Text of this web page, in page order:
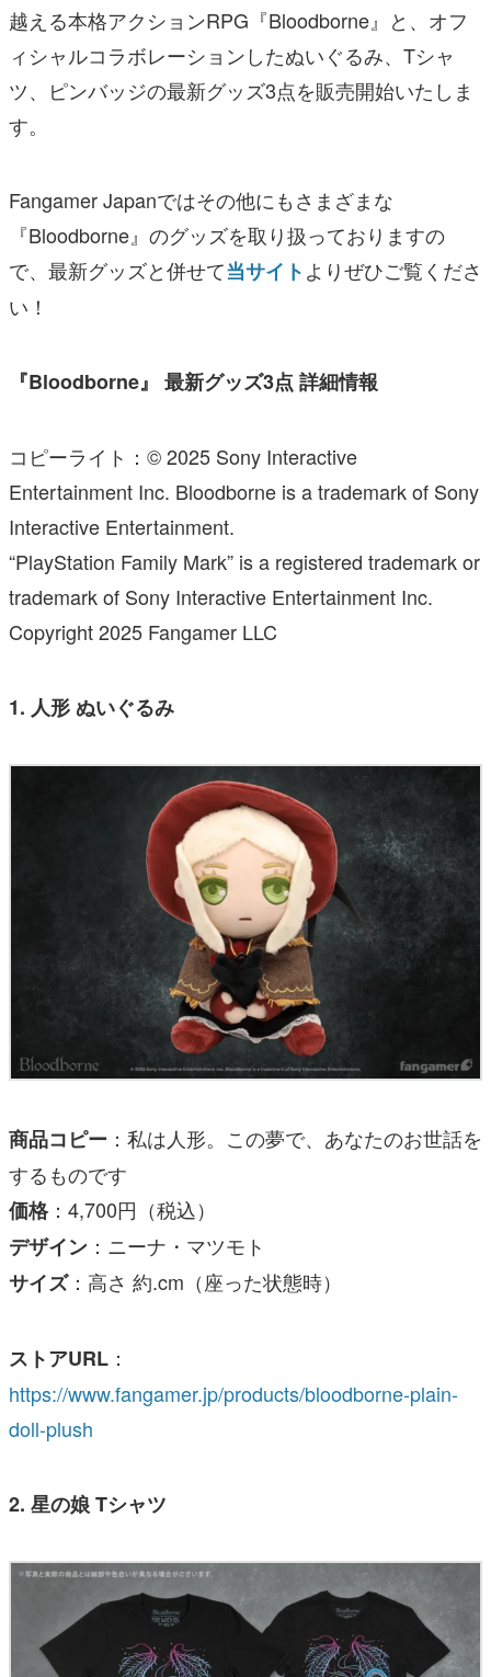
越える本格アクションRPG『Bloodborne』と、オフ
ィシャルコラボレーションしたぬいぐるみ、Tシャ
ツ、ピンバッジの最新グッズ3点を販売開始いたしま
す。
Fangamer Japanではその他にもさまざまな
『Bloodborne』のグッズを取り扱っておりますの
で、最新グッズと併せて当サイトよりぜひご覧くださ
い！
『Bloodborne』 最新グッズ3点 詳細情報
コピーライト：© 2025 Sony Interactive
Entertainment Inc. Bloodborne is a trademark of Sony
Interactive Entertainment.
“PlayStation Family Mark” is a registered trademark or
trademark of Sony Interactive Entertainment Inc.
Copyright 2025 Fangamer LLC
1. 人形 ぬいぐるみ
商品コピー ：私は人形。この夢で、あなたのお世話を
するものです
価格：4,700円（税込）
デザイン ：ニーナ・マツモト
サイズ：高さ 約.cm（座った状態時）
ストアURL ：
https://www.fangamer.jp/products/bloodborne-plain-
doll-plush
2. 星の娘 Tシャツ